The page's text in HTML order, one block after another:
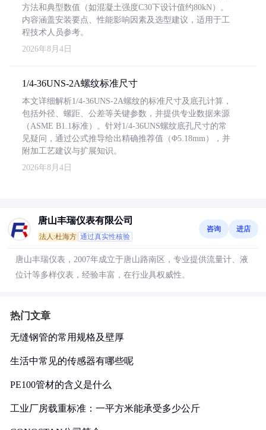
方法和典型数值（如混凝土强度C30下设计值约80kN）。
内容涵盖安装要点、性能影响因素及选型建议，适用于工
程技术人员参考。
2026年8月4日
1/4-36UNS-2A螺纹标准尺寸
本文详细解析1/4-36UNS-2A螺纹的标准尺寸及底孔计算，
包括外径、螺距、公差等关键参数，并提供专业数据来源
（ASME B1.1标准）。针对1/4-36UNS螺纹底孔尺寸的常
见疑问，通过公式推导给出精确推荐值（Φ5.18mm），并
附加工艺建议与扩展知识。
2026年8月4日
唐山丰瑞仪表有限公司
法人:杜海方 通过真实性核验
咨询 进店
唐山丰瑞仪表，2007年成立于唐山路南区，专业提供流量计、液
位计等多样仪表，经验丰富，在行业具权威性。
热门文章
无缝钢管的常用规格及壁厚
生活中常见的传感器有哪些呢
PE100管材的含义是什么
工业厂房载重标准：一平方米能承受多少公斤